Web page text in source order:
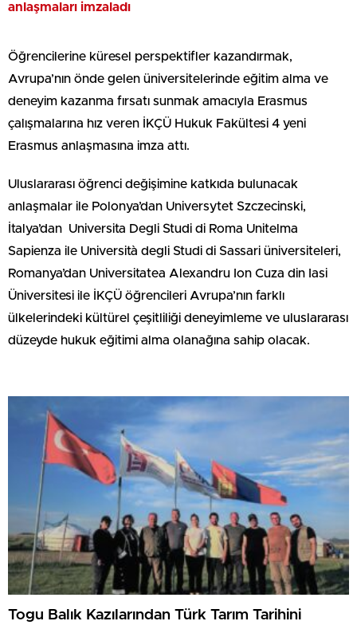
anlaşmaları imzaladı
Öğrencilerine küresel perspektifler kazandırmak,
Avrupa’nın önde gelen üniversitelerinde eğitim alma ve
deneyim kazanma fırsatı sunmak amacıyla Erasmus
çalışmalarına hız veren İKÇÜ Hukuk Fakültesi 4 yeni
Erasmus anlaşmasına imza attı.
Uluslararası öğrenci değişimine katkıda bulunacak
anlaşmalar ile Polonya’dan Universytet Szczecinski,
İtalya’dan Universita Degli Studi di Roma Unitelma
Sapienza ile Università degli Studi di Sassari üniversiteleri,
Romanya’dan Universitatea Alexandru Ion Cuza din Iasi
Üniversitesi ile İKÇÜ öğrencileri Avrupa’nın farklı
ülkelerindeki kültürel çeşitliliği deneyimleme ve uluslararası
düzeyde hukuk eğitimi alma olanağına sahip olacak.
Togu Balık Kazılarından Türk Tarım Tarihini